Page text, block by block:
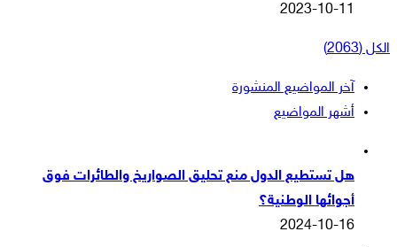
2023-10-11
الكل (2063)
آخر المواضيع المنشورة
أشهر المواضيع
هل تستطيع الدول منع تحليق الصواريخ والطائرات فوق
أجوائها الوطنية؟
2024-10-16